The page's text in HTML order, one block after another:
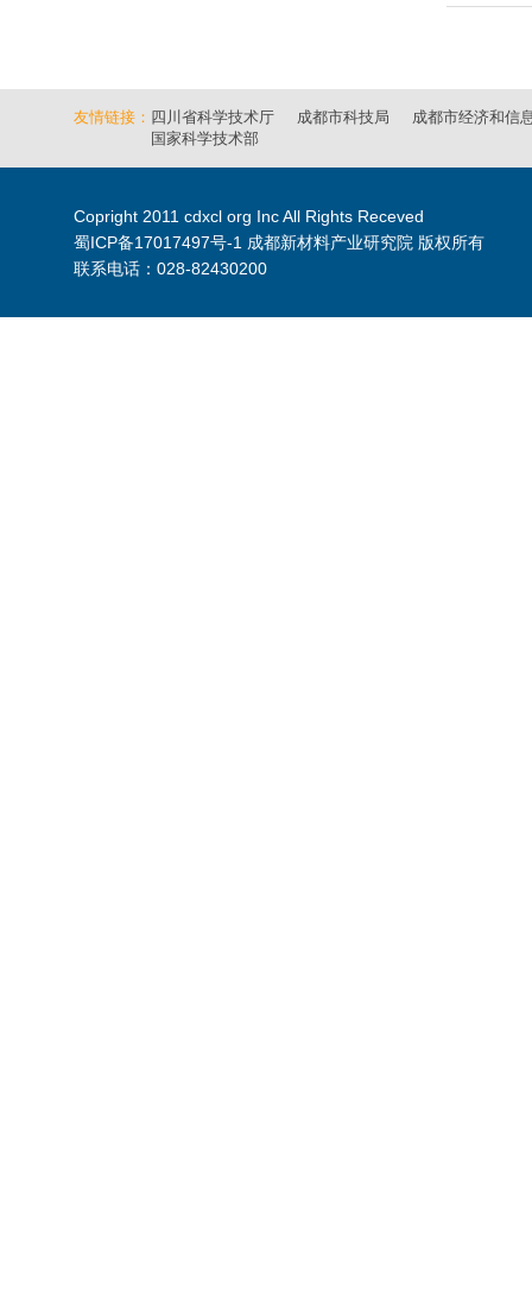
友情链接： 四川省科学技术厅 成都市科技局
成都市经济和信
国家科学技术部
Copright 2011 cdxcl org Inc All Rights Receved
蜀ICP备17017497号-1 成都新材料产业研究院 版权所有
联系电话：028-82430200